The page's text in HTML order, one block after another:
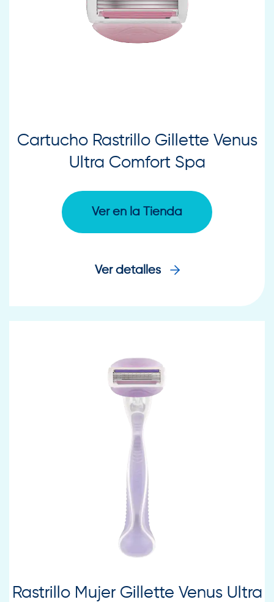
Cartucho Rastrillo Gillette Venus
Ultra Comfort Spa
Ver en la Tienda
Ver detalles
Rastrillo Mujer Gillette Venus Ultra